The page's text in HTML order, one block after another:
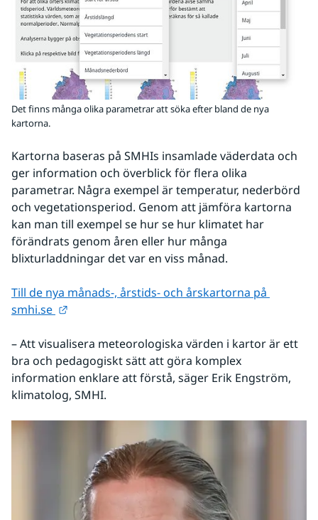
Det finns många olika parametrar att söka efter bland de nya
kartorna.
Kartorna baseras på SMHIs insamlade väderdata och
ger information och överblick för flera olika
parametrar. Några exempel är temperatur, nederbörd
och vegetationsperiod. Genom att jämföra kartorna
kan man till exempel se hur se hur klimatet har
förändrats genom åren eller hur många
blixturladdningar det var en viss månad.
Till de nya månads-, årstids- och årskartorna på
smhi.se
– Att visualisera meteorologiska värden i kartor är ett
bra och pedagogiskt sätt att göra komplex
information enklare att förstå, säger Erik Engström,
klimatolog, SMHI.